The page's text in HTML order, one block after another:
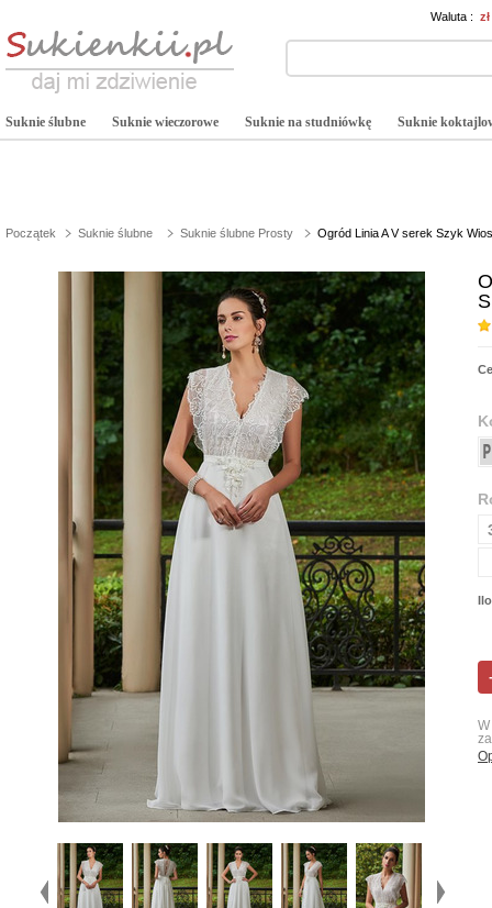
Waluta :
Suknie ślubne Suknie wieczorowe Suknie na studniówkę Suknie
Początek Suknie ślubne Suknie ślubne Prosty Ogród Linia A V serek Szyk